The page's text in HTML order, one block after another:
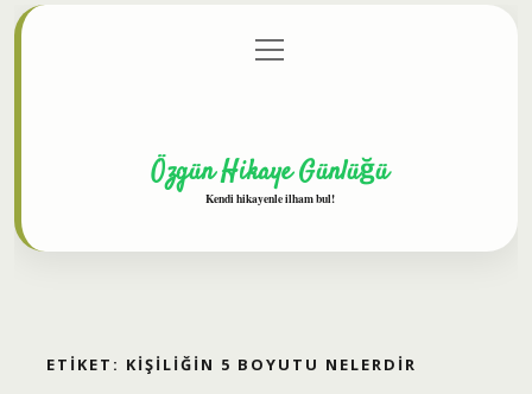
Gizlilik Politikası
menüyü
aç
Özgün Hikaye Günlüğü
Kendi hikayenle ilham bul!
ETIKET: KIŞILIĞIN 5 BOYUTU NELERDIR